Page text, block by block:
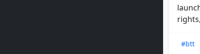
#btt